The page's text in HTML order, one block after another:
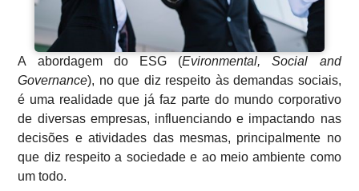
A abordagem do ESG (Evironmental, Social and
Governance), no que diz respeito às demandas sociais,
é uma realidade que já faz parte do mundo corporativo
de diversas empresas, influenciando e impactando nas
decisões e atividades das mesmas, principalmente no
que diz respeito a sociedade e ao meio ambiente como
um todo.